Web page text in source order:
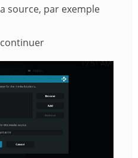
source, par exemple